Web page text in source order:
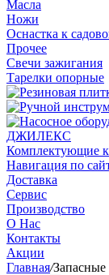
Масла
Ножи
Оснастка к
Прочее
Свечи зажигания
Тарелки опорные
ДЖИЛЕКС
Комплектующие
Навигация по
Доставка
Сервис
Производство
О Нас
Контакты
Акции
Главная/Запасные